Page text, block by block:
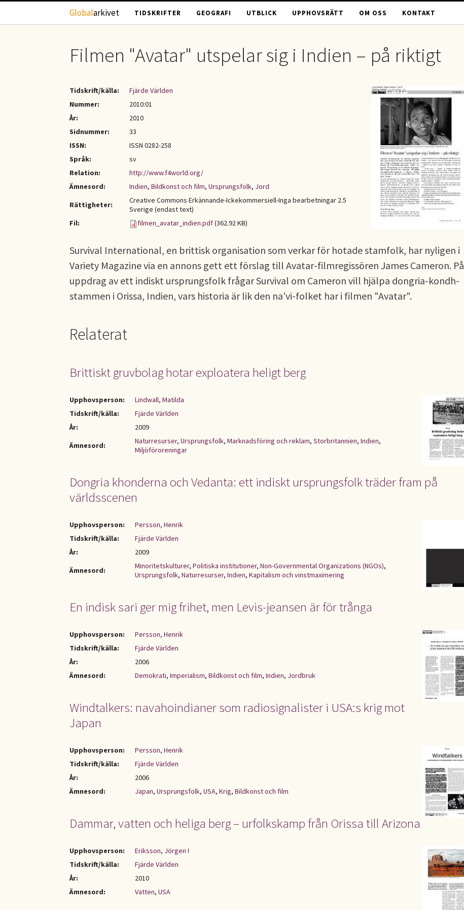
Hoppa till huvudinnehåll
Globalarkivet TIDSKRIFTER GEOGRAFI UTBLICK UPPHOVSRÄTT OM OSS KONTAKT
Filmen "Avatar" utspelar sig i Indien – på riktigt
Tidskrift/källa:
Fjärde Världen
Nummer:
2010:01
År:
2010
Sidnummer:
33
ISSN:
ISSN 0282-258
Språk:
sv
Relation:
http://www.f4world.org/
Ämnesord:
Indien, Bildkonst och film, Ursprungsfolk, Jord
Rättigheter:
Creative Commons Erkännande-Ickekommersiell-Inga bearbetningar 2.5
Sverige (endast text)
Fil:
filmen_avatar_indien.pdf(362.92 KB)
Survival International, en brittisk organisation som verkar för hotade stamfolk, har nyligen i
Variety Magazine via en annons gett ett förslag till Avatar-filmregissören James Cameron. På
uppdrag av ett indiskt ursprungsfolk frågar Survival om Cameron vill hjälpa dongria-kondh-
stammen i Orissa, Indien, vars historia är lik den na’vi-folket har i filmen "Avatar".
Relaterat
Brittiskt gruvbolag hotar exploatera heligt berg
Upphovsperson:
Lindwall, Matilda
Tidskrift/källa:
Fjärde Världen
År:
2009
Ämnesord:
Naturresurser, Ursprungsfolk, Marknadsföring och reklam, Storbritannien, Indien,
Miljöföroreningar
Dongria khonderna och Vedanta: ett indiskt ursprungsfolk träder fram på
världsscenen
Upphovsperson:
Persson, Henrik
Tidskrift/källa:
Fjärde Världen
År:
2009
Ämnesord:
Minoritetskulturer, Politiska institutioner, Non-Governmental Organizations (NGOs),
Ursprungsfolk, Naturresurser, Indien, Kapitalism och vinstmaximering
En indisk sari ger mig frihet, men Levis-jeansen är för trånga
Upphovsperson:
Persson, Henrik
Tidskrift/källa:
Fjärde Världen
År:
2006
Ämnesord:
Demokrati, Imperialism, Bildkonst och film, Indien, Jordbruk
Windtalkers: navahoindianer som radiosignalister i USA:s krig mot
Japan
Upphovsperson:
Persson, Henrik
Tidskrift/källa:
Fjärde Världen
År:
2006
Ämnesord:
Japan, Ursprungsfolk, USA, Krig, Bildkonst och film
Dammar, vatten och heliga berg – urfolkskamp från Orissa till Arizona
Upphovsperson:
Eriksson, Jörgen I
Tidskrift/källa:
Fjärde Världen
År:
2010
Ämnesord:
Vatten, USA